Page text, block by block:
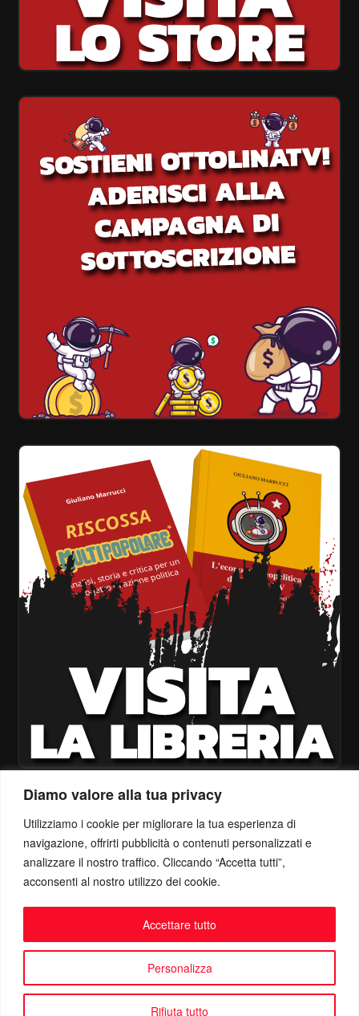
Diamo valore alla tua privacy
Utilizziamo i cookie per migliorare la tua esperienza di
navigazione, offrirti pubblicità o contenuti personalizzati e
analizzare il nostro traffico. Cliccando “Accetta tutti”,
acconsenti al nostro utilizzo dei cookie.
Personalizza
Rifiuta tutto
Accettare tutto